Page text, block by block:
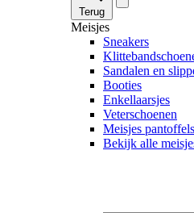
Terug
Meisjes
Sneakers
Sandalen en
Booties
Enkellaarsjes
Veterschoenen
Meisjes pantoffels
Bekijk alle